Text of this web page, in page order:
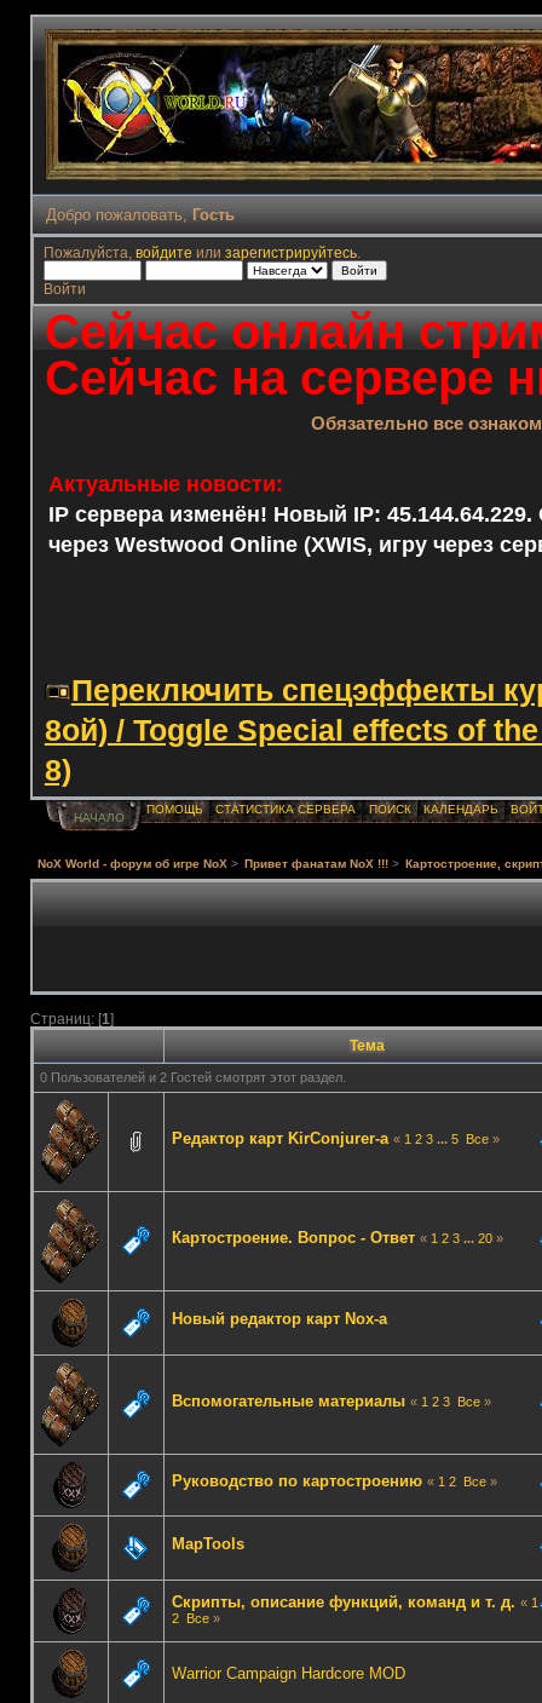
Добро пожаловать, Гость
Пожалуйста, войдите или зарегистрируйтесь.
Войти
Сейчас онлайн
Сейчас на сервере
Обязательно все
Актуальные новости:
IP сервера изменён! Новый IP: 45.144.64.229.
через Westwood Online (XWIS, игру через
Переключить спецэффекты
8ой) / Toggle Special effects of
8)
НАЧАЛО
ПОМОЩЬ СТАТИСТИКА СЕРВЕРА ПОИСК КАЛЕНДАРЬ
NoX World - форум об игре NoX > Привет фанатам NoX !!! > Картостроение,
Страниц: [1]
Тема
0 Пользователей и 2 Гостей смотрят этот раздел.
Редактор карт KirConjurer-а « 1 2 3 ... 5 Все»
Картостроение. Вопрос - Ответ « 1 2 3 ... 20»
Новый редактор карт Nox-а
Вспомогательные материалы « 1 2 3 Все»
Руководство по картостроению « 1 2 Все»
MapTools
Скрипты, описание функций, команд и т. д. « 1
2 Все»
Warrior Campaign Hardcore MOD